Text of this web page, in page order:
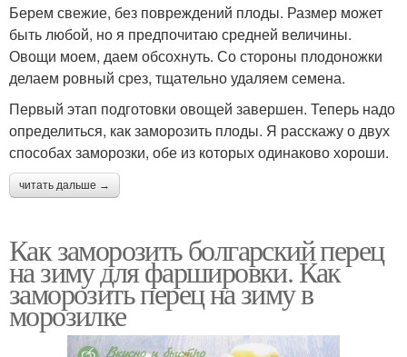
Берем свежие, без повреждений плоды. Размер может
быть любой, но я предпочитаю средней величины.
Овощи моем, даем обсохнуть. Со стороны плодоножки
делаем ровный срез, тщательно удаляем семена.
Первый этап подготовки овощей завершен. Теперь надо
определиться, как заморозить плоды. Я расскажу о двух
способах заморозки, обе из которых одинаково хороши.
читать дальше →
Как заморозить болгарский перец
на зиму для фаршировки. Как
заморозить перец на зиму в
морозилке